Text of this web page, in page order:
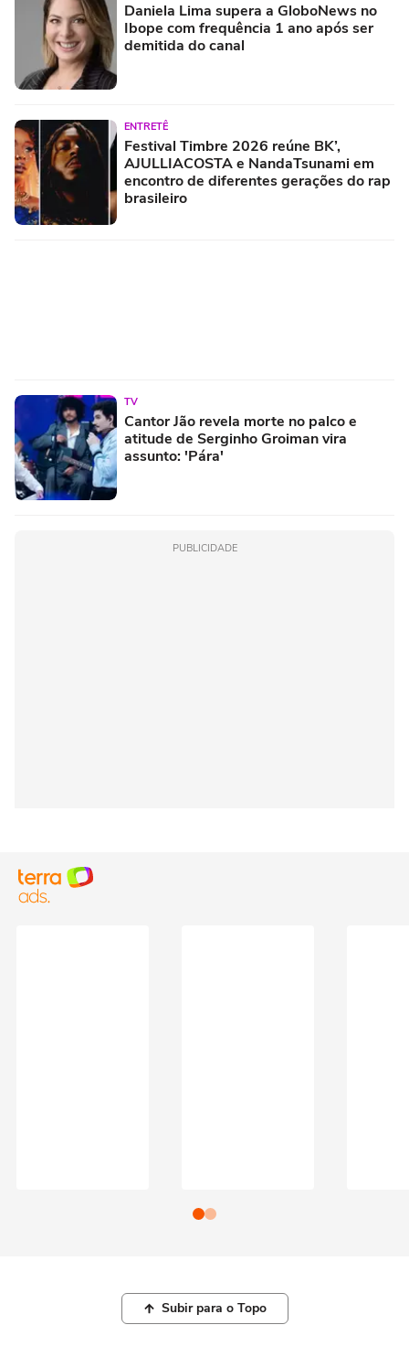
Daniela Lima supera a GloboNews no
Ibope com frequência 1 ano após ser
demitida do canal
ENTRETÊ
Festival Timbre 2026 reúne BK’,
AJULLIACOSTA e NandaTsunami em
encontro de diferentes gerações do rap
brasileiro
TV
Cantor Jão revela morte no palco e
atitude de Serginho Groiman vira
assunto: 'Pára'
PUBLICIDADE
Subir para o Topo